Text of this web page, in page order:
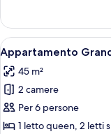
Premium
Apri
tutte
le
foto
per
Appartamento
15
Appartamento
45 m²
2 camere
Per 6 persone
1 letto queen, 2 letti